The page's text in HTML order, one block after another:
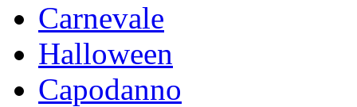
Carnevale
Halloween
Capodanno